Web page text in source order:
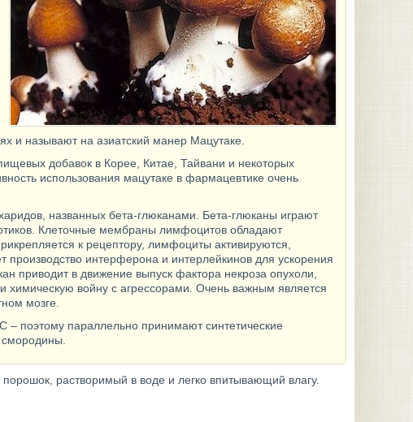
и называют на азиатский манер Мацутаке.
добавок в Корее, Китае, Тайвани и некоторых
использования мацутаке в фармацевтике очень
названных бета-глюканами. Бета-глюканы играют
Клеточные мембраны лимфоцитов обладают
к рецептору, лимфоциты активируются,
интерферона и интерлейкинов для ускорения
приводит в движение выпуск фактора некроза опухоли,
войну с агрессорами. Очень важным является
мозге.
поэтому параллельно принимают синтетические
растворимый в воде и легко впитывающий влагу.